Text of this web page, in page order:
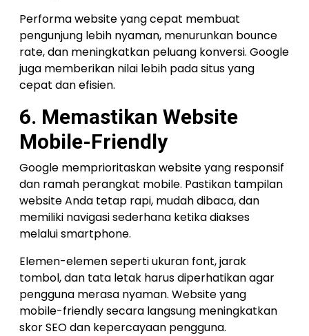
Performa website yang cepat membuat
pengunjung lebih nyaman, menurunkan bounce
rate, dan meningkatkan peluang konversi. Google
juga memberikan nilai lebih pada situs yang
cepat dan efisien.
6. Memastikan Website
Mobile-Friendly
Google memprioritaskan website yang responsif
dan ramah perangkat mobile. Pastikan tampilan
website Anda tetap rapi, mudah dibaca, dan
memiliki navigasi sederhana ketika diakses
melalui smartphone.
Elemen-elemen seperti ukuran font, jarak
tombol, dan tata letak harus diperhatikan agar
pengguna merasa nyaman. Website yang
mobile-friendly secara langsung meningkatkan
skor SEO dan kepercayaan pengguna.